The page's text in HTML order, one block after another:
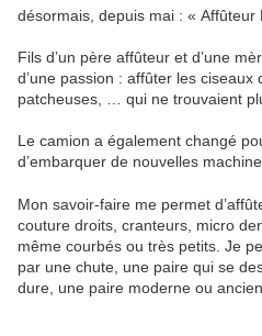
désormais, depuis mai : « Affûteur
Fils d’un père affûteur et d’une
d’une passion : affûter les ciseaux
patcheuses, … qui ne trouvaient
Le camion a également changé
d’embarquer de nouvelles
Mon savoir-faire me permet
couture droits, cranteurs, micro
même courbés ou très petits. Je
par une chute, une paire qui se
dure, une paire moderne ou